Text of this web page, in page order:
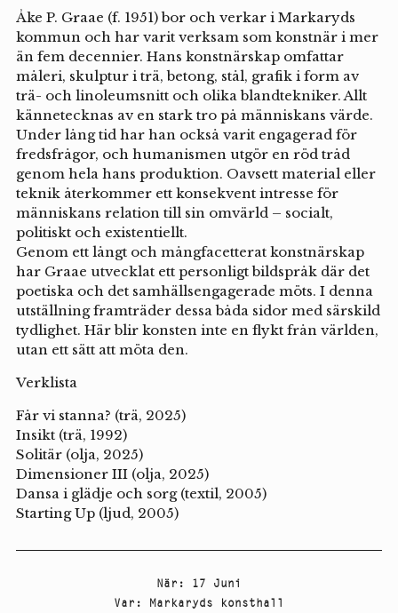
Åke P. Graae (f. 1951) bor och verkar i Markaryds
kommun och har varit verksam som konstnär i mer
än fem decennier. Hans konstnärskap omfattar
måleri, skulptur i trä, betong, stål, grafik i form av
trä- och linoleumsnitt och olika blandtekniker. Allt
kännetecknas av en stark tro på människans värde.
Under lång tid har han också varit engagerad för
fredsfrågor, och humanismen utgör en röd tråd
genom hela hans produktion. Oavsett material eller
teknik återkommer ett konsekvent intresse för
människans relation till sin omvärld – socialt,
politiskt och existentiellt.
Genom ett långt och mångfacetterat konstnärskap
har Graae utvecklat ett personligt bildspråk där det
poetiska och det samhällsengagerade möts. I denna
utställning framträder dessa båda sidor med särskild
tydlighet. Här blir konsten inte en flykt från världen,
utan ett sätt att möta den.
Verklista
Får vi stanna? (trä, 2025)
Insikt (trä, 1992)
Solitär (olja, 2025)
Dimensioner III (olja, 2025)
Dansa i glädje och sorg (textil, 2005)
Starting Up (ljud, 2005)
När : 17 Juni
Var : Markaryds konsthall